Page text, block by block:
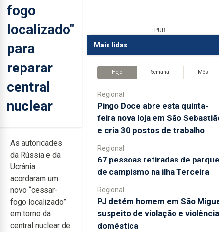
fogo
localizado"
para
reparar
central
nuclear
As autoridades
da Rússia e da
Ucrânia
acordaram um
novo “cessar-
fogo localizado”
em torno da
central nuclear de
PUB
Mais lidas
Hoje Semana Mês
Regional
Pingo Doce abre esta quinta-
feira nova loja em São
e cria 30 postos de trabalho
Regional
67 pessoas retiradas de parque
de campismo na ilha Terceira
Regional
PJ detém homem em São
suspeito de violação e violência
doméstica